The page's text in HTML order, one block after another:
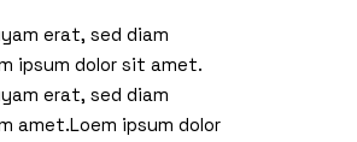
erat, sed diam
ipsum dolor sit amet.
erat, sed diam
amet.Loem ipsum dolor